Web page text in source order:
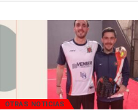
OTRAS NOTICIAS